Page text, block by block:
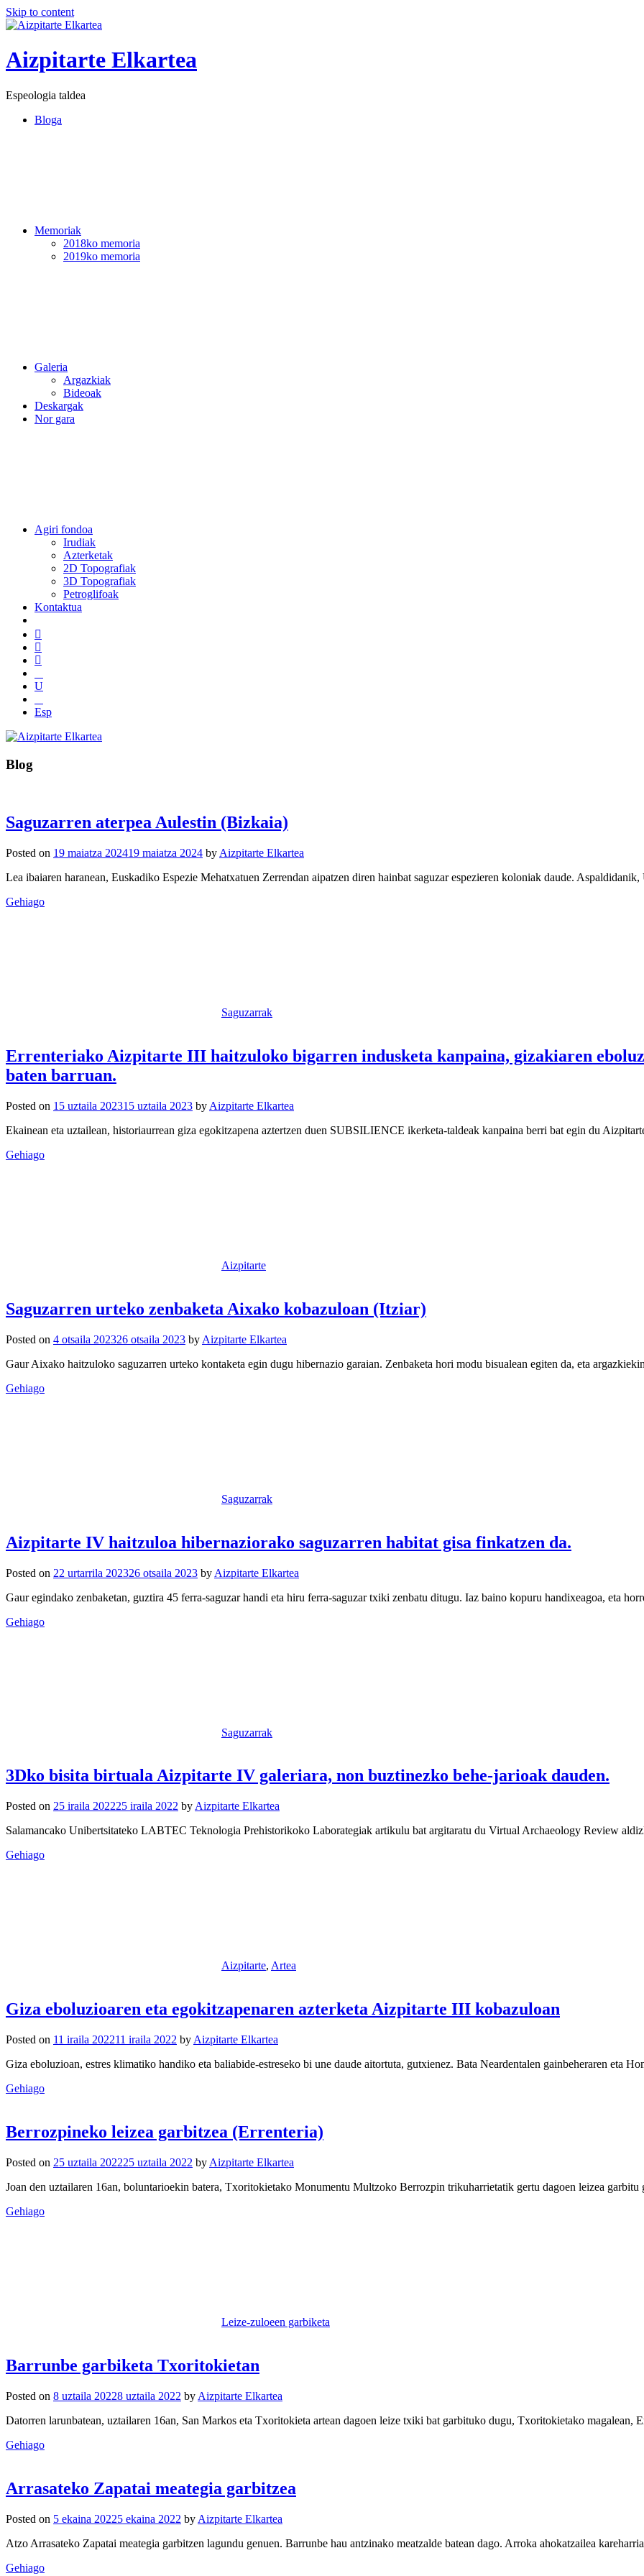
Skip to content
Aizpitarte Elkartea
Espeologia taldea
Bloga
Memoriak
2018ko memoria
2019ko memoria
Galeria
Argazkiak
Bideoak
Deskargak
Nor gara
Agiri fondoa
Irudiak
Azterketak
2D Topografiak
3D Topografiak
Petroglifoak
Kontaktua
Esp
Blog
Saguzarren aterpea Aulestin (Bizkaia)
Posted on 19 maiatza 202419 maiatza 2024 by Aizpitarte Elkartea
Lea ibaiaren haranean, Euskadiko Espezie Mehatxatuen Zerrendan aipatzen diren hainbat saguzar espezieren koloniak daude.
Gehiago
Saguzarrak
Errenteriako Aizpitarte III haitzuloko bigarren indusketa kanpaina, gizakiaren
baten barruan.
Posted on 15 uztaila 202315 uztaila 2023 by Aizpitarte Elkartea
Ekainean eta uztailean, historiaurrean giza egokitzapena aztertzen duen SUBSILIENCE ikerketa-taldeak kanpaina berri bat egin du
Gehiago
Aizpitarte
Saguzarren urteko zenbaketa Aixako kobazuloan (Itziar)
Posted on 4 otsaila 202326 otsaila 2023 by Aizpitarte Elkartea
Gaur Aixako haitzuloko saguzarren urteko kontaketa egin dugu hibernazio garaian. Zenbaketa hori modu bisualean egiten da, eta
Gehiago
Saguzarrak
Aizpitarte IV haitzuloa hibernaziorako saguzarren habitat gisa finkatzen da.
Posted on 22 urtarrila 202326 otsaila 2023 by Aizpitarte Elkartea
Gaur egindako zenbaketan, guztira 45 ferra-saguzar handi eta hiru ferra-saguzar txiki zenbatu ditugu. Iaz baino kopuru handixeagoa, eta
Gehiago
Saguzarrak
3Dko bisita birtuala Aizpitarte IV galeriara, non buztinezko behe-jarioak dauden.
Posted on 25 iraila 202225 iraila 2022 by Aizpitarte Elkartea
Salamancako Unibertsitateko LABTEC Teknologia Prehistorikoko Laborategiak artikulu bat argitaratu du Virtual Archaeology Review
Gehiago
Aizpitarte, Artea
Giza eboluzioaren eta egokitzapenaren azterketa Aizpitarte III kobazuloan
Posted on 11 iraila 202211 iraila 2022 by Aizpitarte Elkartea
Giza eboluzioan, estres klimatiko handiko eta baliabide-estreseko bi une daude aitortuta, gutxienez. Bata Neardentalen gainbeheraren eta
Gehiago
Berrozpineko leizea garbitzea (Errenteria)
Posted on 25 uztaila 202225 uztaila 2022 by Aizpitarte Elkartea
Joan den uztailaren 16an, boluntarioekin batera, Txoritokietako Monumentu Multzoko Berrozpin trikuharrietatik gertu dagoen leizea garbitu
Gehiago
Leize-zuloeen garbiketa
Barrunbe garbiketa Txoritokietan
Posted on 8 uztaila 20228 uztaila 2022 by Aizpitarte Elkartea
Datorren larunbatean, uztailaren 16an, San Markos eta Txoritokieta artean dagoen leize txiki bat garbituko dugu, Txoritokietako magalean,
Gehiago
Arrasateko Zapatai meategia garbitzea
Posted on 5 ekaina 20225 ekaina 2022 by Aizpitarte Elkartea
Atzo Arrasateko Zapatai meategia garbitzen lagundu genuen. Barrunbe hau antzinako meatzalde batean dago. Arroka ahokatzailea
Gehiago